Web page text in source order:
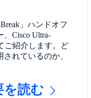
」ハンドオフ
Cisco Ultra-
ご紹介します。ど
れているのか、
を読む